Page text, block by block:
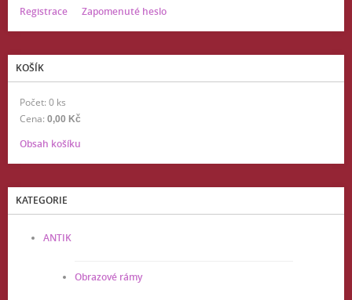
Registrace Zapomenuté heslo
KOŠÍK
Počet: 0 ks
Cena: 0,00 Kč
Obsah košíku
KATEGORIE
ANTIK
Obrazové rámy